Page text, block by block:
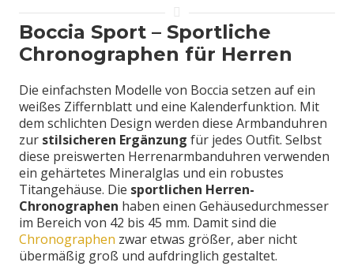
Boccia Sport – Sportliche
Chronographen für Herren
Die einfachsten Modelle von Boccia setzen auf ein
weißes Ziffernblatt und eine Kalenderfunktion. Mit
dem schlichten Design werden diese Armbanduhren
zur stilsicheren Ergänzung für jedes Outfit. Selbst
diese preiswerten Herrenarmbanduhren verwenden
ein gehärtetes Mineralglas und ein robustes
Titangehäuse. Die sportlichen Herren-
Chronographen haben einen Gehäusedurchmesser
im Bereich von 42 bis 45 mm. Damit sind die
Chronographen zwar etwas größer, aber nicht
übermäßig groß und aufdringlich gestaltet.